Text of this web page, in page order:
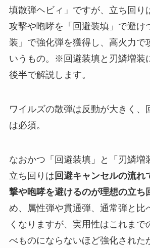
填散弾ヘビィ」ですが、立ち回り
攻撃や咆哮を「回避装填」で避け
装」で強化弾を獲得し、高火力で
いうもの。※回避装填と刃鱗増装
後半で解説します。
ワイルズの散弾は反動が大きく、
は必須。
なおかつ「回避装填」と「刃鱗増
立ち回りは 回避キャンセルの流れ
撃や咆哮を避けるのが理想の立ち
め、属性弾や貫通弾、通常弾と比
くなりますが、実用性はこれまで
べものにならないほど強化された